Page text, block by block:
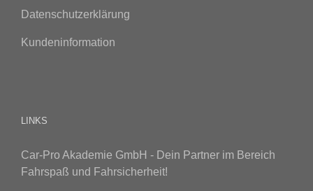
Datenschutzerklärung
Kundeninformation
LINKS
Car-Pro Akademie GmbH - Dein Partner im Bereich
Fahrspaß und Fahrsicherheit!